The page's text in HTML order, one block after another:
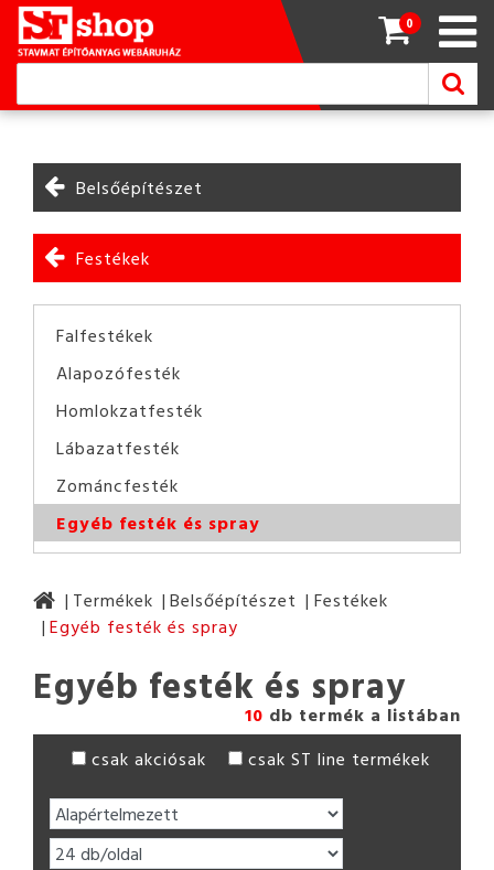
0
Belsőépítészet
Festékek
Falfestékek
Alapozófesték
Homlokzatfesték
Lábazatfesték
Zománcfesték
Egyéb festék és spray
Termékek Belsőépítészet
Festékek
Egyéb festék és spray
Egyéb festék és spray
10 db termék a listában
csak akciósak
csak ST line termékek